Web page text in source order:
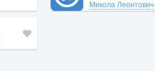
Микола Леонтович